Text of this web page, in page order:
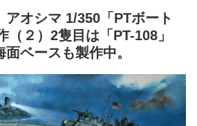
アオシマ 1/350「PTボート
（２）2隻目は「PT-108」
ベースも製作中。